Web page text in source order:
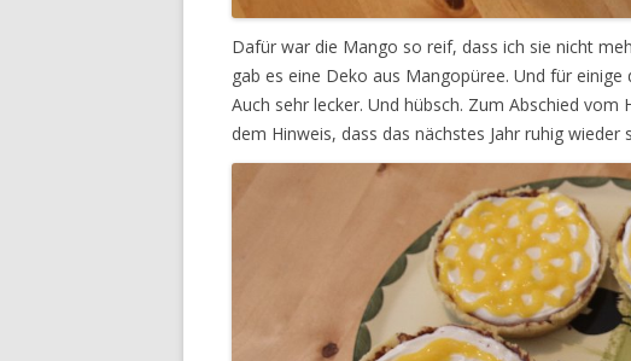
Dafür war die Mango so reif, dass ich sie nicht
gab es eine Deko aus Mangopüree. Und für
Auch sehr lecker. Und hübsch. Zum Abschied
dem Hinweis, dass das nächstes Jahr ruhig wieder